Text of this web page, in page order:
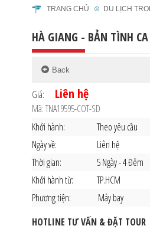
TRANG CHỦ DU LỊCH
HÀ GIANG - BẢN TÌNH
Giá: Liên hệ
Mã: TNA19595-COT-SD
Khởi hành:
Theo yêu cầu
Ngày về:
Liên hệ
Thời gian:
5 Ngày - 4 Đêm
Khởi hành từ:
TP.HCM
Phương tiện:
Máy bay
HOTLINE TƯ VẤN & ĐẶT TOUR